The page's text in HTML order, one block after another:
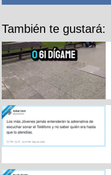
También te gustará: